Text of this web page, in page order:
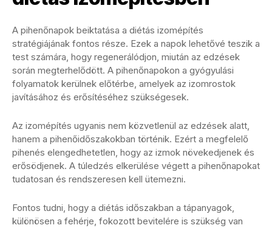
A pihenőnapok beiktatása a diétás izomépítés
stratégiájának fontos része. Ezek a napok lehetővé teszik a
test számára, hogy regenerálódjon, miután az edzések
során megterhelődött. A pihenőnapokon a gyógyulási
folyamatok kerülnek előtérbe, amelyek az izomrostok
javításához és erősítéséhez szükségesek.
Az izomépítés ugyanis nem közvetlenül az edzések alatt,
hanem a pihenőidőszakokban történik. Ezért a megfelelő
pihenés elengedhetetlen, hogy az izmok növekedjenek és
erősödjenek. A túledzés elkerülése végett a pihenőnapokat
tudatosan és rendszeresen kell ütemezni.
Fontos tudni, hogy a diétás időszakban a tápanyagok,
különösen a fehérje, fokozott bevitelére is szükség van